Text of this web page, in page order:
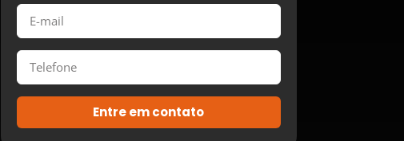
Entre em contato